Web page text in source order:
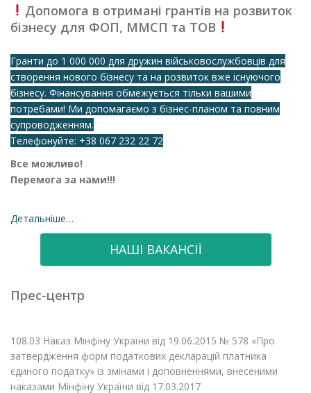
Допомога в отримані грантів на розвиток
бізнесу для ФОП, ММСП та ТОВ
Гранти до 1 000 000 для дружин військовослужбовців для
створення нового бізнесу та на розвиток вже існуючого
бізнесу. Фінансування обмежується тільки вашими
потребами! Ми допомагаємо з бізнес-планом та повним
супроводженням.
Телефонуйте: +38 067 232 22 72
Все можливо!
Перемога за нами!!!
Детальніше…
НАШІ ВАКАНСІЇ
Прес-центр
108.03 Наказ Мінфіну України від 19.06.2015 № 578 «Про
затвердження форм податкових декларацій платника
єдиного податку» із змінами і доповненнями, внесеними
наказами Мінфіну України від 17.03.2017